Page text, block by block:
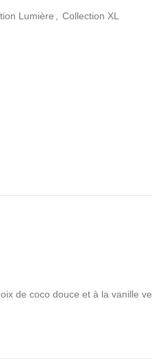
Lumière
Collection XL
de coco douce et à la vanille